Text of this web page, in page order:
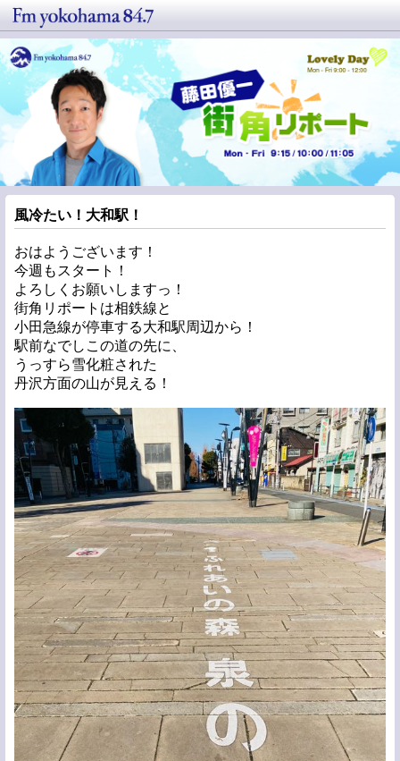
風冷たい！大和駅！
おはようございます！
今週もスタート！
よろしくお願いしますっ！
街角リポートは相鉄線と
小田急線が停車する大和駅周辺から！
駅前なでしこの道の先に、
うっすら雪化粧された
丹沢方面の山が見える！